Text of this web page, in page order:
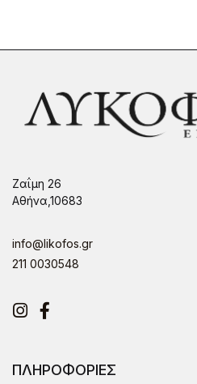
Ζαΐμη 26
Αθήνα,10683
info@likofos.gr
211 0030548
Instagram
Facebook
ΠΛΗΡΟΦΟΡΙΕΣ